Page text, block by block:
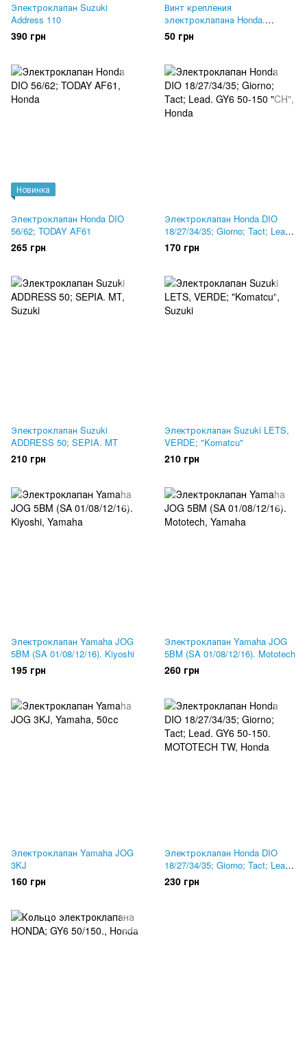
Электроклапан Suzuki
Address 110
390 грн
Винт крепления
электроклапана Honda.
Оригинал 93892-0400808
50 грн
Новинка
Электроклапан Honda DIO
56/62; TODAY AF61
265 грн
Электроклапан Honda DIO
18/27/34/35; Giorno; Tact; Lead.
GY6 50-150 "CH"
170 грн
Электроклапан Suzuki
ADDRESS 50; SEPIA. MT
210 грн
Электроклапан Suzuki LETS,
VERDE; "Komatcu"
210 грн
Электроклапан Yamaha JOG
5BM (SA 01/08/12/16). Kiyoshi
195 грн
Электроклапан Yamaha JOG
5BM (SA 01/08/12/16). Mototech
260 грн
Электроклапан Yamaha JOG
3KJ
160 грн
Электроклапан Honda DIO
18/27/34/35; Giorno; Tact; Lead.
GY6 50-150. MOTOTECH TW
230 грн